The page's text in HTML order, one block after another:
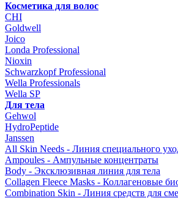
Косметика для волос
CHI
Goldwell
Joico
Londa Professional
Nioxin
Schwarzkopf Professional
Wella Professionals
Wella SP
Для тела
Gehwol
HydroPeptide
Janssen
All Skin Needs - Линия специального
Ampoules - Ампульные концентраты
Body - Эксклюзивная линия для тела
Collagen Fleece Masks - Коллагеновые
Combination Skin - Линия средств для